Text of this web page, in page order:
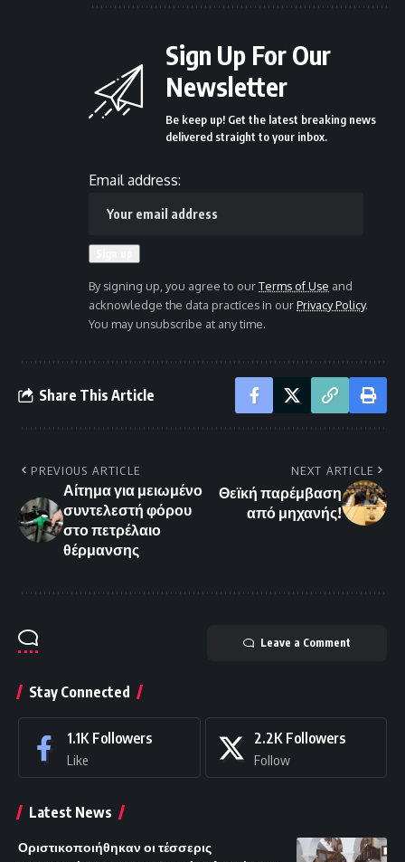
Sign Up For Our
Newsletter
Be keep up! Get the latest breaking news
delivered straight to your inbox.
Email address:
By signing up, you agree to ourTerms of Use and
acknowledge the data practices in ourPrivacy Policy.
You may unsubscribe at any time.
Share This Article
PREVIOUS ARTICLE
Αίτημα για μειωμένο
συντελεστή φόρου
στο πετρέλαιο
θέρμανσης
NEXT ARTICLE
Θεϊκή παρέμβαση
από μηχανής!
Leave a Comment
Stay Connected
1.1K Followers
Like
2.2K Followers
Follow
Latest News
Οριστικοποιήθηκαν οι τέσσερις